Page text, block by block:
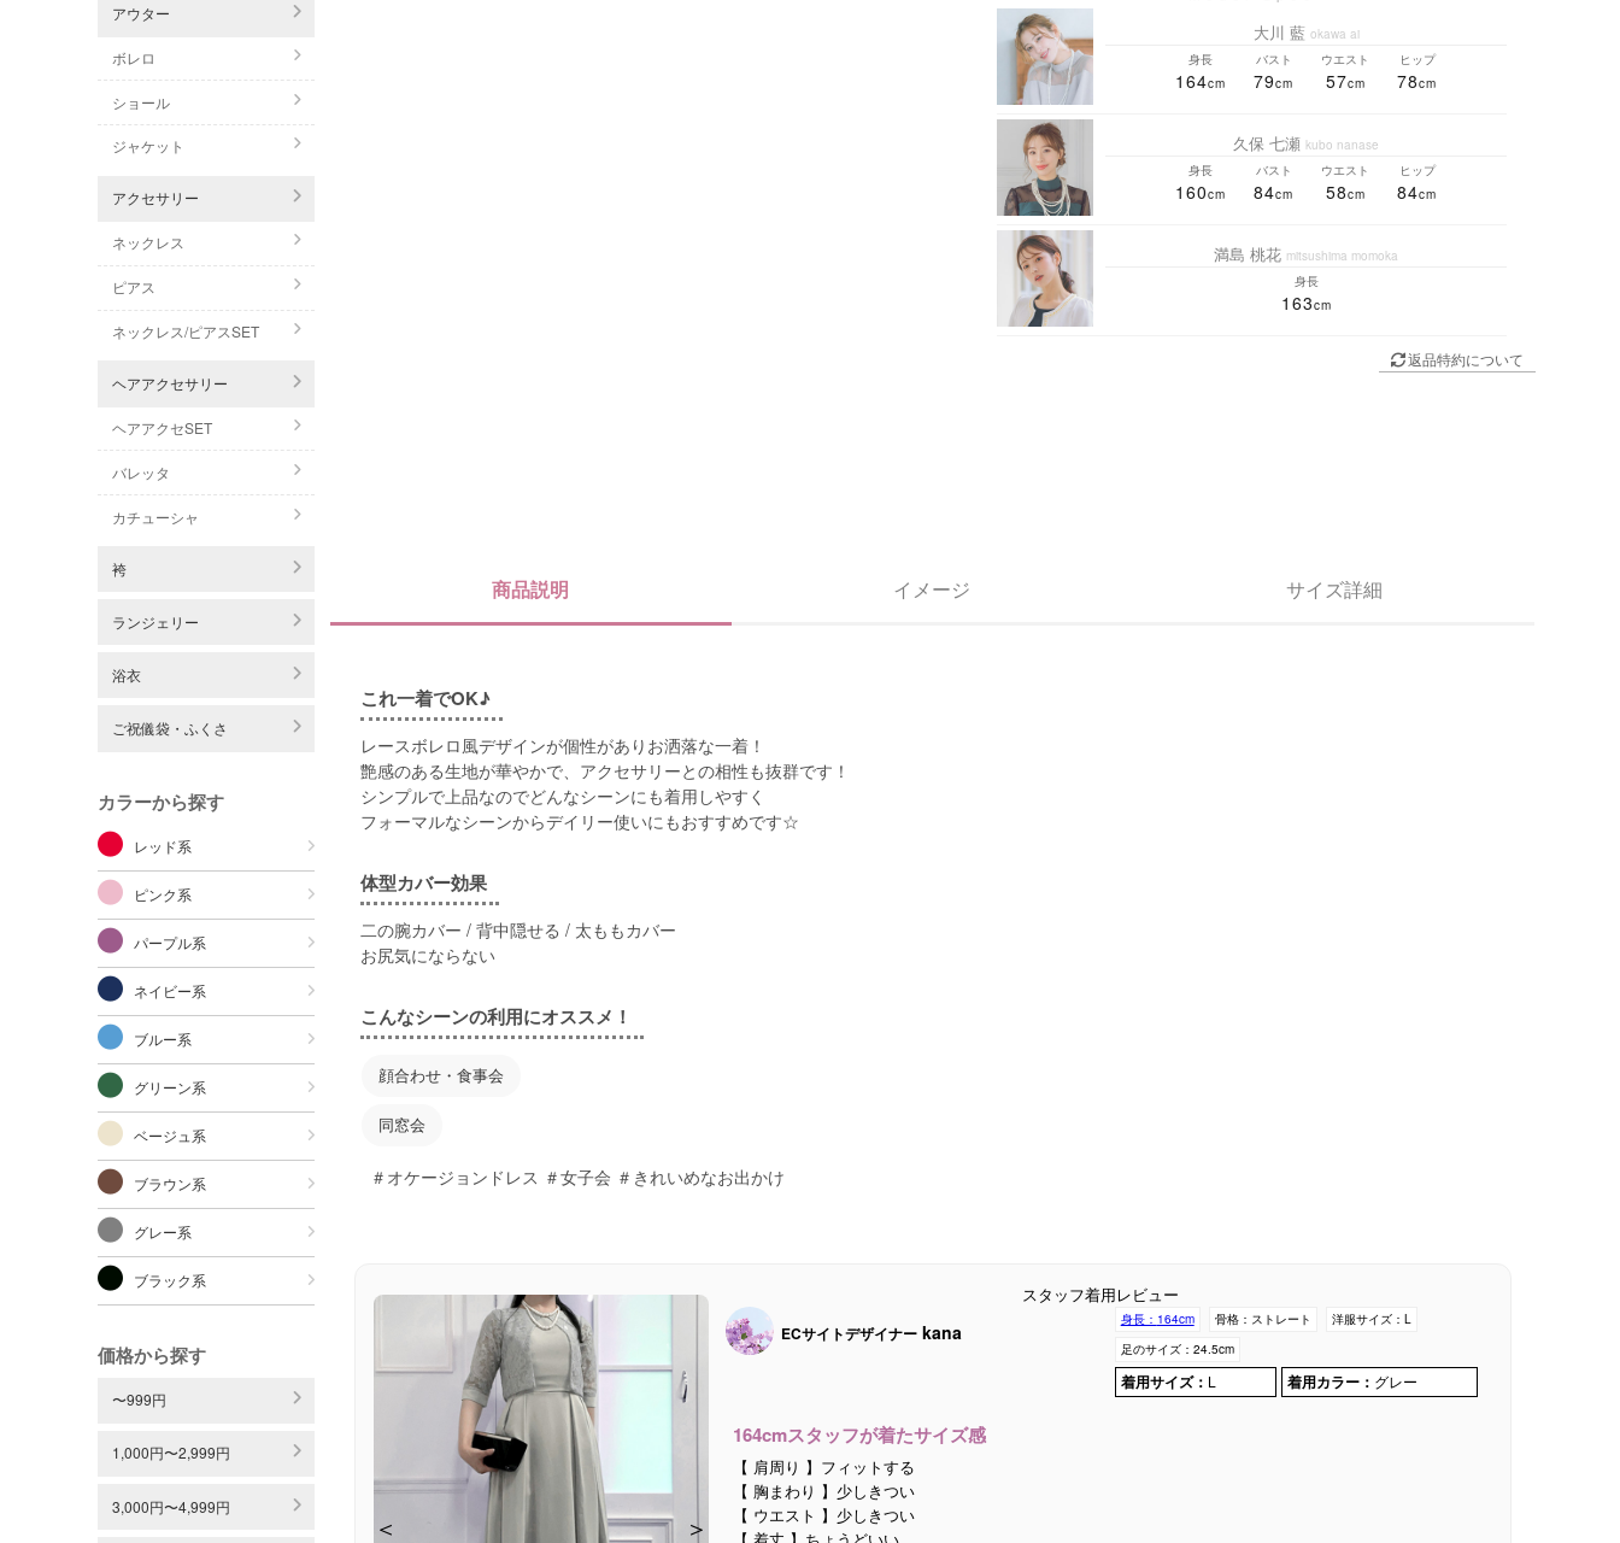
アウター
ボレロ
ショール
ジャケット
アクセサリー
ネックレス
ピアス
ネックレス/ピアスSET
ヘアアクセサリー
ヘアアクセSET
バレッタ
カチューシャ
袴
ランジェリー
浴衣
ご祝儀袋・ふくさ
カラーから探す
レッド系
ピンク系
パープル系
ネイビー系
ブルー系
グリーン系
ベージュ系
ブラウン系
グレー系
ブラック系
価格から探す
〜999円
1,000円〜2,999円
3,000円〜4,999円
大川 藍 okawa ai
身長
164
バスト
79
ウエスト
57
ヒップ
78
久保 七瀬 kubo nanase
身長
160
バスト
84
ウエスト
58
ヒップ
84
満島 桃花 mitsushima momoka
身長
163
返品特約について
商品説明 イメージ サイズ詳細
これ一着でOK♪
レースボレロ風デザインが個性がありお洒落な一着！
艶感のある生地が華やかで、アクセサリーとの相性も抜群です！
シンプルで上品なのでどんなシーンにも着用しやすく
フォーマルなシーンからデイリー使いにもおすすめです☆
体型カバー効果
二の腕カバー / 背中隠せる / 太ももカバー
お尻気にならない
こんなシーンの利用にオススメ！
顔合わせ・食事会
同窓会
＃オケージョンドレス ＃女子会 ＃きれいめなお出かけ
スタッフ着用レビュー
ECサイトデザイナー kana
身長： 164cm 骨格： ストレート 洋服サイズ： L
足のサイズ： 24.5cm
着用サイズ： L 着用カラー： グレー
＜ ＞
＜ ＞
＜ ＞
＜ ＞
＜ ＞
＜ ＞
164cmスタッフが着たサイズ感
【 肩周り 】フィットする
【 胸まわり 】少しきつい
【 ウエスト 】少しきつい